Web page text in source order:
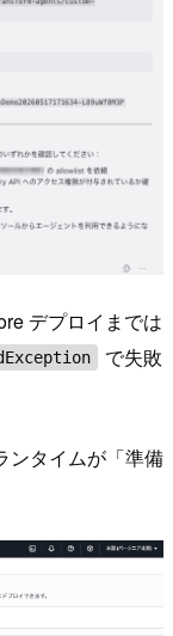
デプロイまでは
で失敗
ンタイムが「準備